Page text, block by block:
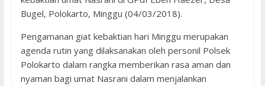
Bugel, Polokarto, Minggu (04/03/2018).
Pengamanan giat kebaktian hari Minggu merupakan
agenda rutin yang dilaksanakan oleh personil Polsek
Polokarto dalam rangka memberikan rasa aman dan
nyaman bagi umat Nasrani dalam menjalankan